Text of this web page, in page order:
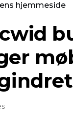
hjemmeside